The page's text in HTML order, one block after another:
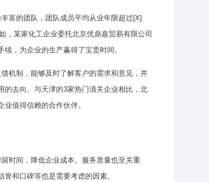
富的团队，团队成员平均从业年限超过[X]
，某家化工企业委托北京优鼎嘉贸易有限公司
，为企业的生产赢得了宝贵时间。
机制，能够及时了解客户的需求和意见，并
的去向。与天津的3家热门清关企业相比，北
值得信赖的合作伙伴。
时间，降低企业成本。服务质量也至关重
和口碑等也是需要考虑的因素。